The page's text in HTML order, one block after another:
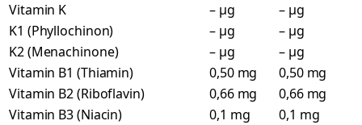
Vitamin K
– µg
– µg
K1 (Phyllochinon)
– µg
– µg
K2 (Menachinone)
– µg
– µg
Vitamin B1 (Thiamin)
0,50 mg
0,50 mg
Vitamin B2 (Riboflavin)
0,66 mg
0,66 mg
Vitamin B3 (Niacin)
0,1 mg
0,1 mg